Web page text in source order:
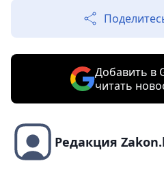
Добавить в
читать
Редакция